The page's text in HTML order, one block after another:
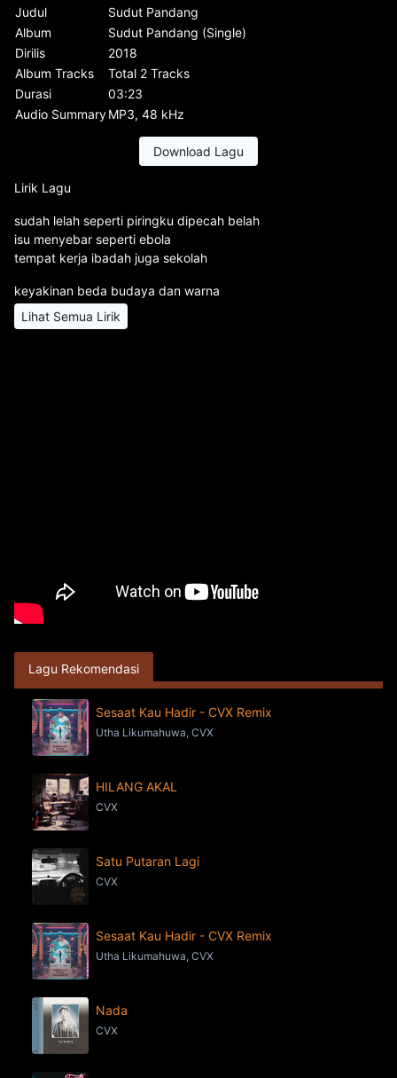
Judul
Sudut Pandang
Album
Sudut Pandang (Single)
Dirilis
2018
Album Tracks
Total 2 Tracks
Durasi
03:23
Audio SummaryMP3, 48 kHz
Download Lagu
Lirik Lagu
sudah lelah seperti piringku dipecah belah
isu menyebar seperti ebola
tempat kerja ibadah juga sekolah
keyakinan beda budaya dan warna
Lihat Semua Lirik
Lagu Rekomendasi
Sesaat Kau Hadir - CVX Remix
Utha Likumahuwa, CVX
HILANG AKAL
CVX
Satu Putaran Lagi
CVX
Sesaat Kau Hadir - CVX Remix
Utha Likumahuwa, CVX
Nada
CVX